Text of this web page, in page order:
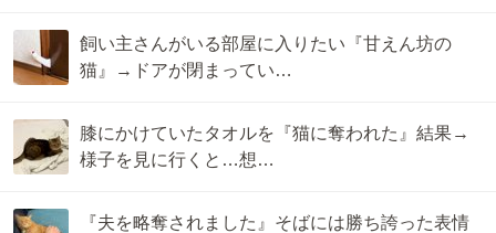
飼い主さんがいる部屋に入りたい『甘えん坊の
猫』→ドアが閉まってい…
膝にかけていたタオルを『猫に奪われた』結果→
様子を見に行くと…想…
『夫を略奪されました』そばには勝ち誇った表情